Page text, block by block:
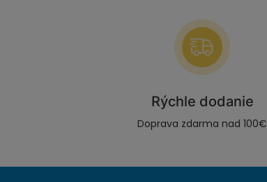
Rýchle dodanie
Doprava zdarma nad 100€